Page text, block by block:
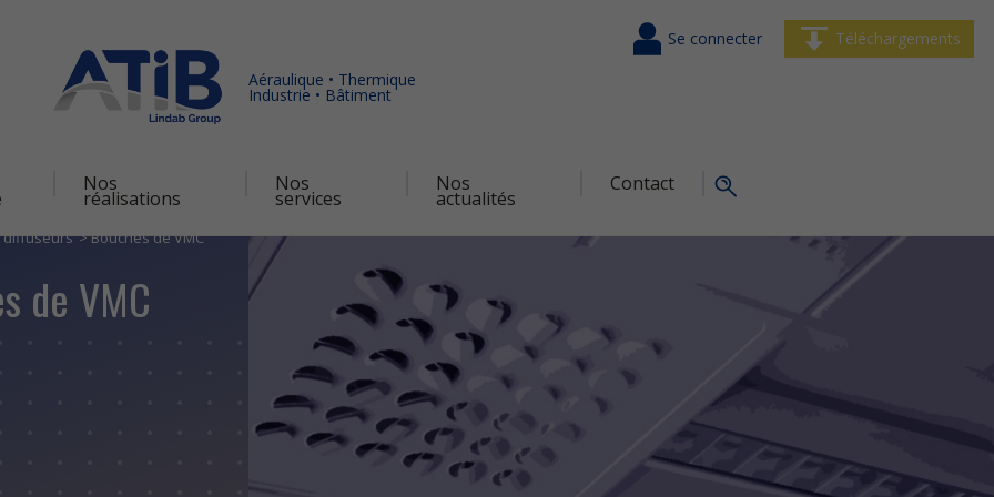
Aéraulique • Thermique
Industrie • Bâtiment
Nos
réalisations
Nos
services
Nos
actualités
Contact
Se connecter Téléchargements
diffuseurs Bouches de VMC
de VMC